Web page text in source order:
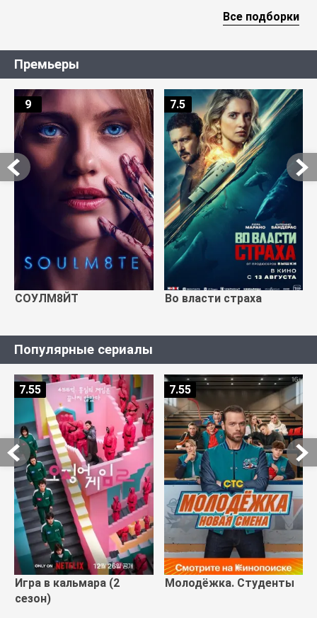
Все подборки
Премьеры
СОУЛМ8ЙТ
9
Во власти страха
7.5
Популярные сериалы
Игра в кальмара (2
сезон)
7.55
Молодёжка. Студенты
7.55